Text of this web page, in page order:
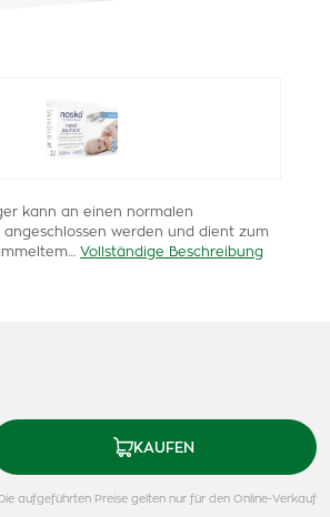
kann an einen normalen
angeschlossen werden und dient zum
Vollständige Beschreibung
KAUFEN
Die aufgeführten Preise gelten nur für den Online-Verkauf